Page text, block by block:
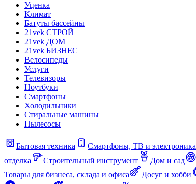
Уценка
Климат
Батуты бассейны
21vek СТРОЙ
21vek ДОМ
21vek БИЗНЕС
Велосипеды
Услуги
Телевизоры
Ноутбуки
Смартфоны
Холодильники
Стиральные машины
Пылесосы
Бытовая техника Смартфоны, ТВ и электроника
отделка
Строительный инструмент Дом и сад
Товары для бизнеса, склада и офиса
Досуг и хобби